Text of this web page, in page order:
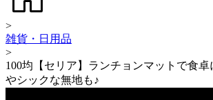
>
雑貨・日用品
>
100均【セリア】ランチョンマットで食
やシックな無地も♪